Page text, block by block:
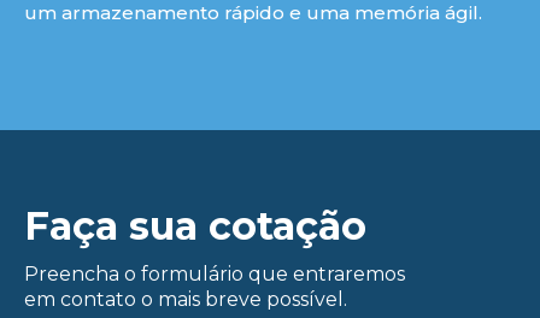
um armazenamento rápido e uma memória ágil.
Faça sua cotação
Preencha o formulário que entraremos
em contato o mais breve possível.